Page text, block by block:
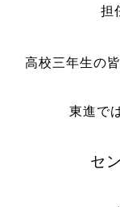
担
高校三年生の
東進で
セ